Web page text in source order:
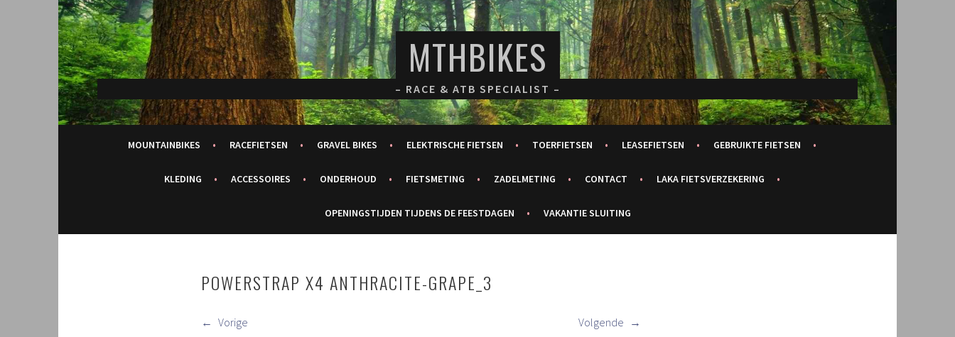
Spring
naar
inhoud
MTHBIKES
– RACE & ATB SPECIALIST –
MOUNTAINBIKES RACEFIETSEN GRAVEL BIKES ELEKTRISCHE FIETSEN TOERFIETSEN LEASEFIETSEN GEBRUIKTE FIETSEN
KLEDING ACCESSOIRES ONDERHOUD FIETSMETING ZADELMETING CONTACT LAKA FIETSVERZEKERING
OPENINGSTIJDEN TIJDENS DE FEESTDAGEN VAKANTIE SLUITING
POWERSTRAP X4 ANTHRACITE-GRAPE_3
Vorige Volgende